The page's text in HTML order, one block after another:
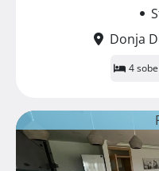
Donja
4 sobe